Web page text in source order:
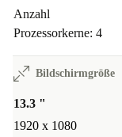
Anzahl
Prozessorkerne: 4
Bildschirmgröße
13.3 "
1920 x 1080